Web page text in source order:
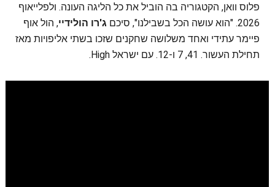
פלוס וואן, הקטגוריה בה הוביל את כל הליגה העונה. ולפלייאוף
2026. "הוא עושה הכל בשבילנו", סיכם
ג'רו הולידיי, הול אוף
פיימר עתידי ואחד משלושה שחקנים שזכו בשתי אליפויות מאז
תחילת העשור. 41, 7 ו-12. עם ישראל High.